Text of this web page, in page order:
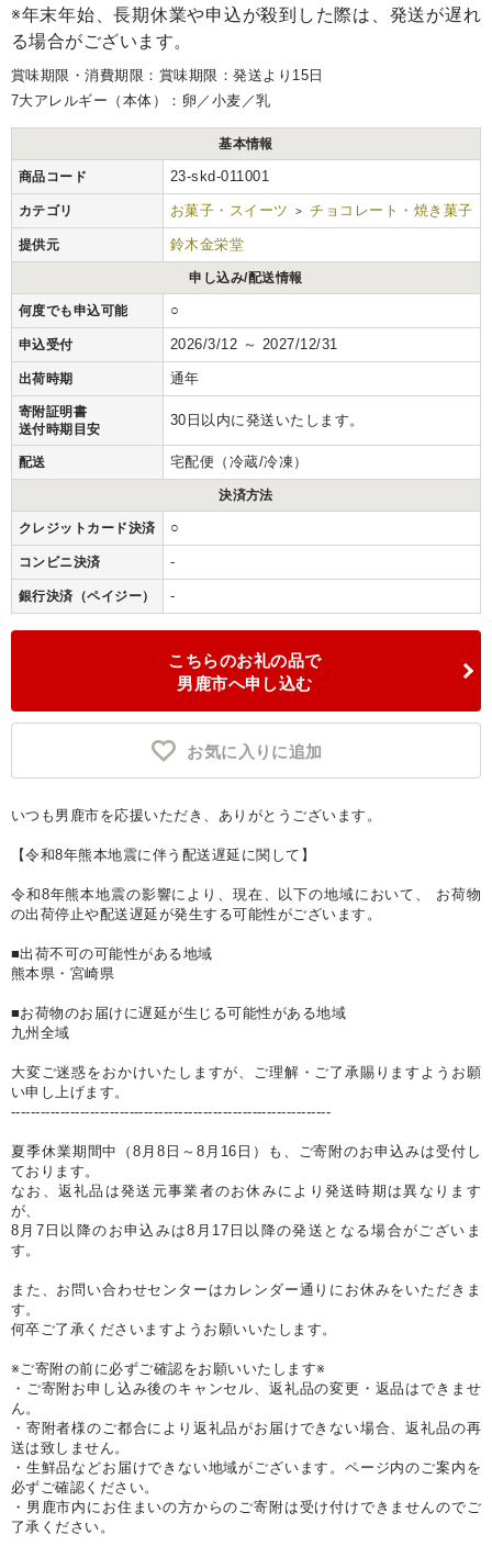
※年末年始、長期休業や申込が殺到した際は、発送が遅れ
る場合がございます。
賞味期限・消費期限：賞味期限：発送より15日
7大アレルギー（本体）：卵／小麦／乳
基本情報
商品コード 23-skd-011001
カテゴリ お菓子・スイーツ > チョコレート・焼き菓子
提供元 鈴木金栄堂
申し込み/配送情報
何度でも申込可能 ○
申込受付 2026/3/12 ～ 2027/12/31
出荷時期 通年
寄附証明書
送付時期目安
30日以内に発送いたします。
配送 宅配便（冷蔵/冷凍）
決済方法
クレジットカード決済 ○
コンビニ決済 -
銀行決済（ペイジー） -
こちらのお礼の品で
男鹿市へ申し込む
お気に入りに追加
いつも男鹿市を応援いただき、ありがとうございます。
【令和8年熊本地震に伴う配送遅延に関して】
令和8年熊本地震の影響により、現在、以下の地域において、 お荷物
の出荷停止や配送遅延が発生する可能性がございます。
■出荷不可の可能性がある地域
熊本県・宮崎県
■お荷物のお届けに遅延が生じる可能性がある地域
九州全域
大変ご迷惑をおかけいたしますが、ご理解・ご了承賜りますようお願
い申し上げます。
-----------------------------------------------------------------
夏季休業期間中（8月8日～8月16日）も、ご寄附のお申込みは受付し
ております。
なお、返礼品は発送元事業者のお休みにより発送時期は異なります
が、
8月7日以降のお申込みは8月17日以降の発送となる場合がございま
す。
また、お問い合わせセンターはカレンダー通りにお休みをいただきま
す。
何卒ご了承くださいますようお願いいたします。
※ご寄附の前に必ずご確認をお願いいたします※
・ご寄附お申し込み後のキャンセル、返礼品の変更・返品はできませ
ん。
・寄附者様のご都合により返礼品がお届けできない場合、返礼品の再
送は致しません。
・生鮮品などお届けできない地域がございます。ページ内のご案内を
必ずご確認ください。
・男鹿市内にお住まいの方からのご寄附は受け付けできませんのでご
了承ください。